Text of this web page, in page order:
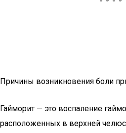
Причины возникновения боли
Гайморит — это воспаление
расположенных в верхней